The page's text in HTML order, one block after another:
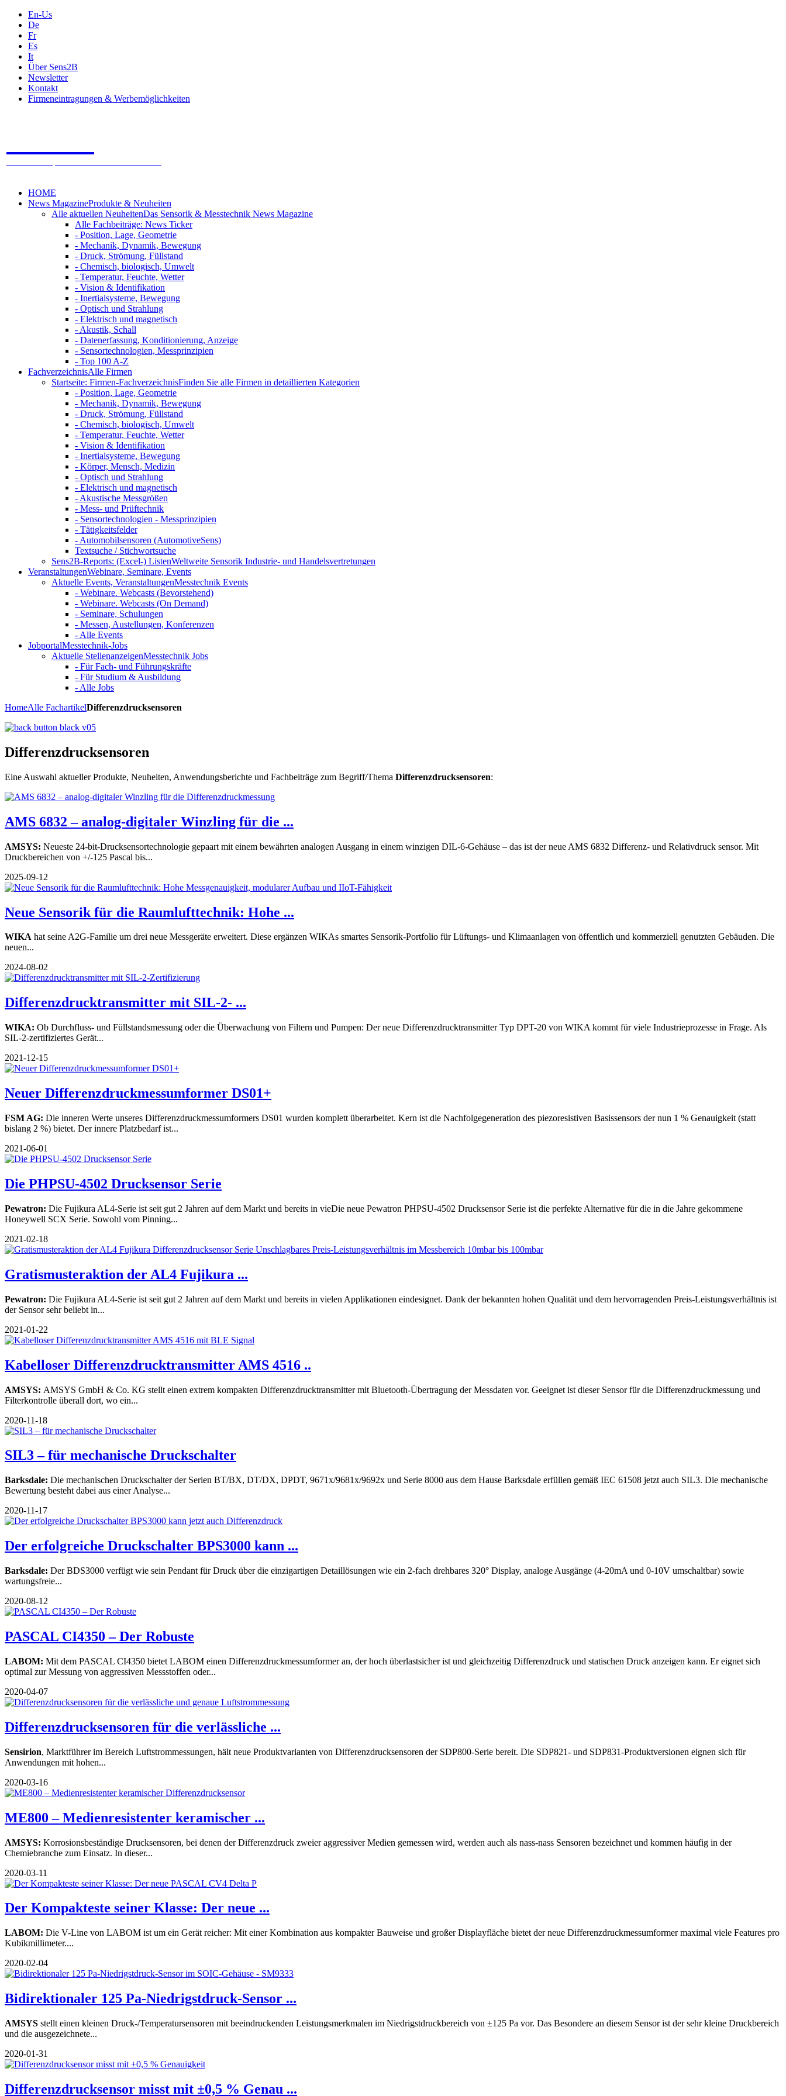
En-Us
De
Fr
Es
It
Über Sens2B
Newsletter
Kontakt
Firmeneintragungen & Werbemöglichkeiten
HOME
News MagazineProdukte & Neuheiten
Alle aktuellen NeuheitenDas Sensorik & Messtechnik News Magazine
Alle Fachbeiträge: News Ticker
- Position, Lage, Geometrie
- Mechanik, Dynamik, Bewegung
- Druck, Strömung, Füllstand
- Chemisch, biologisch, Umwelt
- Temperatur, Feuchte, Wetter
- Vision & Identifikation
- Inertialsysteme, Bewegung
- Optisch und Strahlung
- Elektrisch und magnetisch
- Akustik, Schall
- Datenerfassung, Konditionierung, Anzeige
- Sensortechnologien, Messprinzipien
- Top 100 A-Z
FachverzeichnisAlle Firmen
Startseite: Firmen-FachverzeichnisFinden Sie alle Firmen in detaillierten Kategorien
- Position, Lage, Geometrie
- Mechanik, Dynamik, Bewegung
- Druck, Strömung, Füllstand
- Chemisch, biologisch, Umwelt
- Temperatur, Feuchte, Wetter
- Vision & Identifikation
- Inertialsysteme, Bewegung
- Körper, Mensch, Medizin
- Optisch und Strahlung
- Elektrisch und magnetisch
- Akustische Messgrößen
- Mess- und Prüftechnik
- Sensortechnologien - Messprinzipien
- Tätigkeitsfelder
- Automobilsensoren (AutomotiveSens)
Textsuche / Stichwortsuche
Sens2B-Reports: (Excel-) ListenWeltweite Sensorik Industrie- und Handelsvertretungen
VeranstaltungenWebinare, Seminare, Events
Aktuelle Events, VeranstaltungenMesstechnik Events
- Webinare. Webcasts (Bevorstehend)
- Webinare. Webcasts (On Demand)
- Seminare, Schulungen
- Messen, Austellungen, Konferenzen
- Alle Events
JobportalMesstechnik-Jobs
Aktuelle StellenanzeigenMesstechnik Jobs
- Für Fach- und Führungskräfte
- Für Studium & Ausbildung
- Alle Jobs
HomeAlle FachartikelDifferenzdrucksensoren
Differenzdrucksensoren
Eine Auswahl aktueller Produkte, Neuheiten, Anwendungsberichte und Fachbeiträge zum Begriff/Thema Differenzdrucksensoren:
AMS 6832 – analog-digitaler Winzling für die ...
AMSYS: Neueste 24-bit-Drucksensortechnologie gepaart mit einem bewährten analogen Ausgang in einem winzigen DIL-6-Gehäuse – das ist der neue AMS 6832 Differenz- und Relativdruck sensor. Mit
Druckbereichen von +/-125 Pascal bis...
2025-09-12
Neue Sensorik für die Raumlufttechnik: Hohe ...
WIKA hat seine A2G-Familie um drei neue Messgeräte erweitert. Diese ergänzen WIKAs smartes Sensorik-Portfolio für Lüftungs- und Klimaanlagen von öffentlich und kommerziell genutzten Gebäuden. Die
neuen...
2024-08-02
Differenzdrucktransmitter mit SIL-2- ...
WIKA: Ob Durchfluss- und Füllstandsmessung oder die Überwachung von Filtern und Pumpen: Der neue Differenzdrucktransmitter Typ DPT-20 von WIKA kommt für viele Industrieprozesse in Frage. Als
SIL-2-zertifiziertes Gerät...
2021-12-15
Neuer Differenzdruckmessumformer DS01+
FSM AG: Die inneren Werte unseres Differenzdruckmessumformers DS01 wurden komplett überarbeitet. Kern ist die Nachfolgegeneration des piezoresistiven Basissensors der nun 1 % Genauigkeit (statt
bislang 2 %) bietet. Der innere Platzbedarf ist...
2021-06-01
Die PHPSU-4502 Drucksensor Serie
Pewatron: Die Fujikura AL4-Serie ist seit gut 2 Jahren auf dem Markt und bereits in vieDie neue Pewatron PHPSU-4502 Drucksensor Serie ist die perfekte Alternative für die in die Jahre gekommene
Honeywell SCX Serie. Sowohl vom Pinning...
2021-02-18
Gratismusteraktion der AL4 Fujikura ...
Pewatron: Die Fujikura AL4-Serie ist seit gut 2 Jahren auf dem Markt und bereits in vielen Applikationen eindesignet. Dank der bekannten hohen Qualität und dem hervorragenden Preis-Leistungsverhältnis ist
der Sensor sehr beliebt in...
2021-01-22
Kabelloser Differenzdrucktransmitter AMS 4516 ..
AMSYS: AMSYS GmbH & Co. KG stellt einen extrem kompakten Differenzdrucktransmitter mit Bluetooth-Übertragung der Messdaten vor. Geeignet ist dieser Sensor für die Differenzdruckmessung und
Filterkontrolle überall dort, wo ein...
2020-11-18
SIL3 – für mechanische Druckschalter
Barksdale: Die mechanischen Druckschalter der Serien BT/BX, DT/DX, DPDT, 9671x/9681x/9692x und Serie 8000 aus dem Hause Barksdale erfüllen gemäß IEC 61508 jetzt auch SIL3. Die mechanische
Bewertung besteht dabei aus einer Analyse...
2020-11-17
Der erfolgreiche Druckschalter BPS3000 kann ...
Barksdale: Der BDS3000 verfügt wie sein Pendant für Druck über die einzigartigen Detaillösungen wie ein 2-fach drehbares 320° Display, analoge Ausgänge (4-20mA und 0-10V umschaltbar) sowie
wartungsfreie...
2020-08-12
PASCAL CI4350 – Der Robuste
LABOM: Mit dem PASCAL CI4350 bietet LABOM einen Differenzdruckmessumformer an, der hoch überlastsicher ist und gleichzeitig Differenzdruck und statischen Druck anzeigen kann. Er eignet sich
optimal zur Messung von aggressiven Messstoffen oder...
2020-04-07
Differenzdrucksensoren für die verlässliche ...
Sensirion, Marktführer im Bereich Luftstrommessungen, hält neue Produktvarianten von Differenzdrucksensoren der SDP800-Serie bereit. Die SDP821- und SDP831-Produktversionen eignen sich für
Anwendungen mit hohen...
2020-03-16
ME800 – Medienresistenter keramischer ...
AMSYS: Korrosionsbeständige Drucksensoren, bei denen der Differenzdruck zweier aggressiver Medien gemessen wird, werden auch als nass-nass Sensoren bezeichnet und kommen häufig in der
Chemiebranche zum Einsatz. In dieser...
2020-03-11
Der Kompakteste seiner Klasse: Der neue ...
LABOM: Die V-Line von LABOM ist um ein Gerät reicher: Mit einer Kombination aus kompakter Bauweise und großer Displayfläche bietet der neue Differenzdruckmessumformer maximal viele Features pro
Kubikmillimeter....
2020-02-04
Bidirektionaler 125 Pa-Niedrigstdruck-Sensor ...
AMSYS stellt einen kleinen Druck-/Temperatursensoren mit beeindruckenden Leistungsmerkmalen im Niedrigstdruckbereich von ±125 Pa vor. Das Besondere an diesem Sensor ist der sehr kleine Druckbereich
und die ausgezeichnete...
2020-01-31
Differenzdrucksensor misst mit ±0,5 % Genau ...